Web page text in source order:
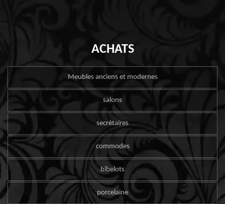
ACHATS
Meubles anciens et modernes
salons
secrétaires
commodes
bibelots
porcelaine